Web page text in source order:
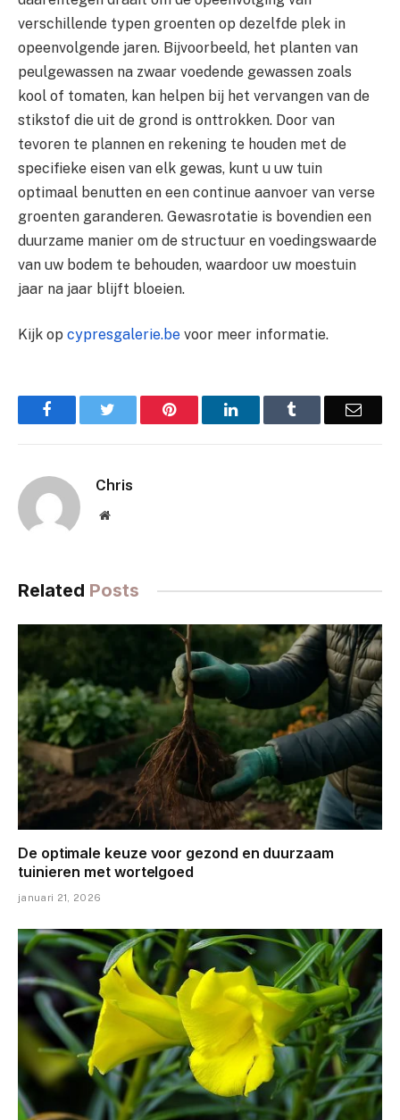
verschillende typen groenten op dezelfde plek in
opeenvolgende jaren. Bijvoorbeeld, het planten van
peulgewassen na zwaar voedende gewassen zoals
kool of tomaten, kan helpen bij het vervangen van de
stikstof die uit de grond is onttrokken. Door van
tevoren te plannen en rekening te houden met de
specifieke eisen van elk gewas, kunt u uw tuin
optimaal benutten en een continue aanvoer van verse
groenten garanderen. Gewasrotatie is bovendien een
duurzame manier om de structuur en voedingswaarde
van uw bodem te behouden, waardoor uw moestuin
jaar na jaar blijft bloeien.
Kijk op cypresgalerie.be voor meer informatie.
Facebook Pinterest LinkedIn Email
Chris
Website
Related Posts
De optimale keuze voor gezond en duurzaam
tuinieren met wortelgoed
januari 21, 2026